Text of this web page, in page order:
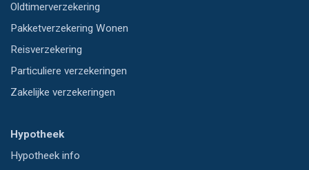
Oldtimerverzekering
Pakketverzekering Wonen
Reisverzekering
Particuliere verzekeringen
Zakelijke verzekeringen
Hypotheek
Hypotheek info